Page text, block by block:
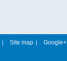
| Site map | Google+